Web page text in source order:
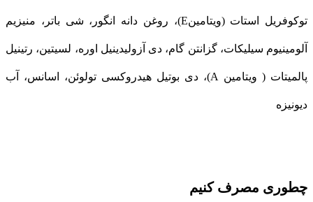
توکوفریل استات (ویتامینE)، روغن دانه انگور، شی باتر، منیزیم
آلومینیوم سیلیکات، گزانتن گام، دی آزولیدینیل اوره، لسیتین، رتینیل
پالمیتات ( ویتامین A)، دی بوتیل هیدروکسی تولوئن، اسانس، آب
دیونیزه
چطوری مصرف کنیم